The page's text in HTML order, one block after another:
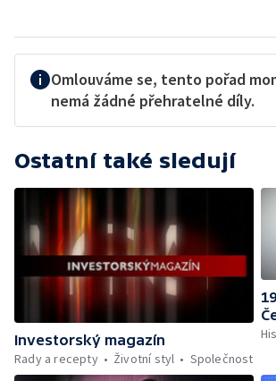
Omlouváme se, tento pořad
nemá žádné přehratelné díly.
Ostatní také sledují
Investorský magazín
Rady a recepty
Životní styl Společnost